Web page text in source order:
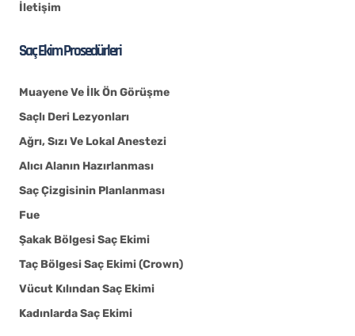
İletişim
Saç Ekim Prosedürleri
Muayene Ve İlk Ön Görüşme
Saçlı Deri Lezyonları
Ağrı, Sızı Ve Lokal Anestezi
Alıcı Alanın Hazırlanması
Saç Çizgisinin Planlanması
Fue
Şakak Bölgesi Saç Ekimi
Taç Bölgesi Saç Ekimi (Crown)
Vücut Kılından Saç Ekimi
Kadınlarda Saç Ekimi